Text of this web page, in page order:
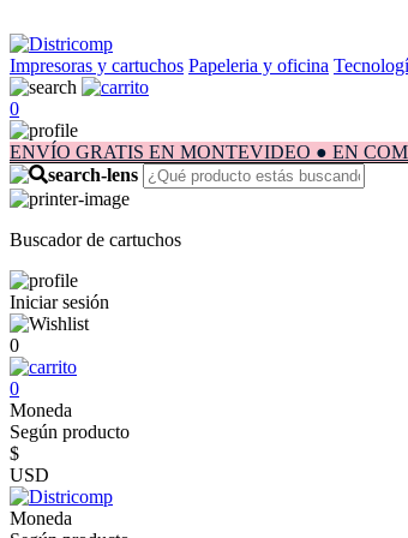
Impresoras y cartuchos Papeleria y oficina
0
ENVÍO GRATIS EN MONTEVIDEO ● EN
Buscador de cartuchos
Iniciar sesión
0
0
Moneda
Según producto
$
USD
Moneda